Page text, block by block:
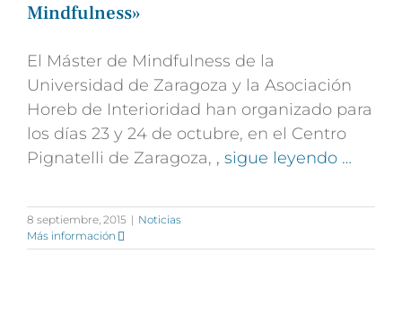
Mindfulness»
El Máster de Mindfulness de la
Universidad de Zaragoza y la Asociación
Horeb de Interioridad han organizado para
los días 23 y 24 de octubre, en el Centro
Pignatelli de Zaragoza, , sigue leyendo …
8 septiembre, 2015 | Noticias
Más información